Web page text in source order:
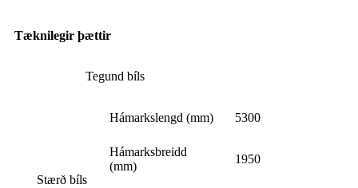
Tæknilegir þættir
Tegund bíls
Stærð bíls
Hámarkslengd (mm) 5300
Hámarksbreidd
(mm)
1950